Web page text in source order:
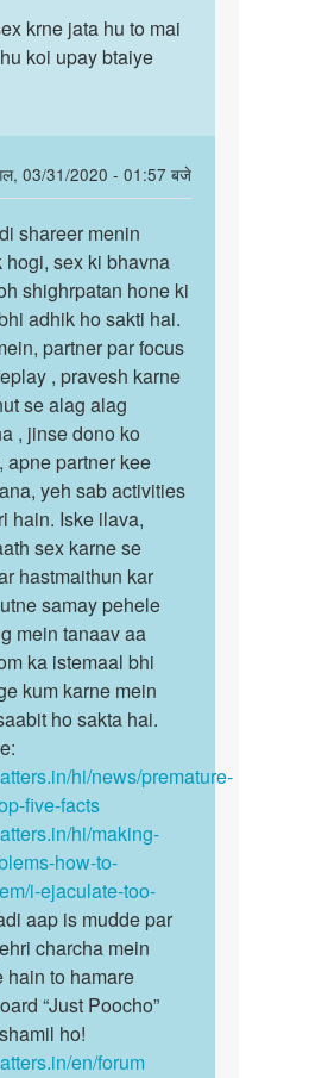
krne jata hu to mai
koi upay btaiye
03/31/2020 - 01:57 बजे
shareer menin
hogi, sex ki bhavna
shighrpatan hone ki
adhik ho sakti hai.
partner par focus
, pravesh karne
se alag alag
, jinse dono ko
apne partner kee
yeh sab activities
hain. Iske ilava,
sex karne se
hastmaithun kar
samay pehele
mein tanaav aa
ka istemaal bhi
kum karne mein
ho sakta hai.
hi/news/premature-
five-facts
hi/making-
how-to-
i-ejaculate-too-
aap is mudde par
charcha mein
hain to hamare
“Just Poocho”
ho!
en/forum